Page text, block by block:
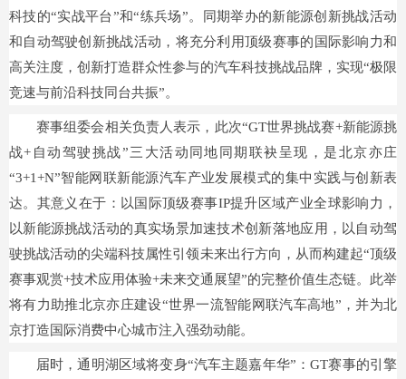
科技的“实战平台”和“练兵场”。同期举办的新能源创新挑战活动
和自动驾驶创新挑战活动，将充分利用顶级赛事的国际影响力和
高关注度，创新打造群众性参与的汽车科技挑战品牌，实现“极限
竞速与前沿科技同台共振”。
赛事组委会相关负责人表示，此次“GT世界挑战赛+新能源挑
战+自动驾驶挑战”三大活动同地同期联袂呈现，是北京亦庄
“3+1+N”智能网联新能源汽车产业发展模式的集中实践与创新表
达。其意义在于：以国际顶级赛事IP提升区域产业全球影响力，
以新能源挑战活动的真实场景加速技术创新落地应用，以自动驾
驶挑战活动的尖端科技属性引领未来出行方向，从而构建起“顶级
赛事观赏+技术应用体验+未来交通展望”的完整价值生态链。此举
将有力助推北京亦庄建设“世界一流智能网联汽车高地”，并为北
京打造国际消费中心城市注入强劲动能。
届时，通明湖区域将变身“汽车主题嘉年华”：GT赛事的引擎